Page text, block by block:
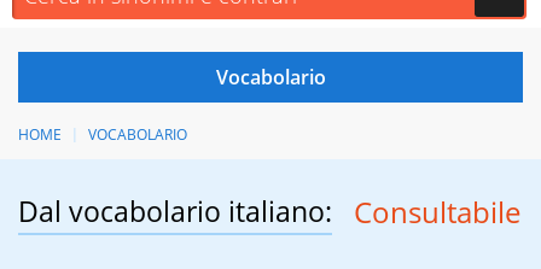
HOME VOCABOLARIO
Dal vocabolario italiano: Consultabile